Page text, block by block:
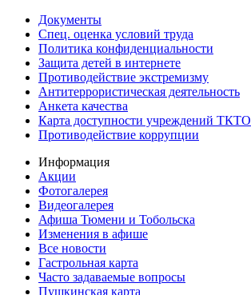
Документы
Спец. оценка условий труда
Политика конфиденциальности
Защита детей в интернете
Противодействие экстремизму
Антитеррористическая деятельность
Анкета качества
Карта доступности учреждений ТКТО
Противодействие коррупции
Информация
Акции
Фотогалерея
Видеогалерея
Афиша Тюмени и Тобольска
Изменения в афише
Все новости
Гастрольная карта
Часто задаваемые вопросы
Пушкинская карта